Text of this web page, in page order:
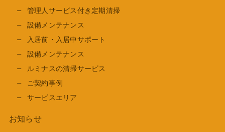
管理人サービス付き定期清掃
設備メンテナンス
入居前・入居中サポート
設備メンテナンス
ルミナスの清掃サービス
ご契約事例
サービスエリア
お知らせ